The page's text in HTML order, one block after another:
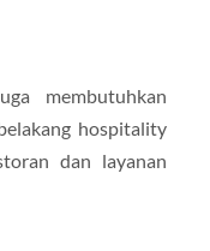
membutuhkan
hospitality
dan layanan